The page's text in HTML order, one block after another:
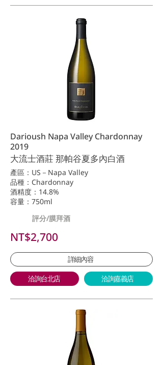
Darioush Napa Valley Chardonnay
2019
大流士酒莊 那帕谷夏多內白酒
產區：US－Napa Valley
品種：Chardonnay
酒精度：14.8%
容量：750ml
評分/膜拜酒
NT$2,700
詳細內容
洽詢台北店 洽詢嘉義店